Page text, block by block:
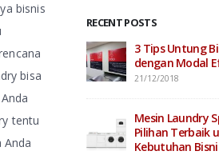
bisnis
bisa
tentu
RECENT POSTS
3 Tips Untung
dengan Modal
21/12/2018
Mesin Laundry
Pilihan Terbaik
Kebutuhan